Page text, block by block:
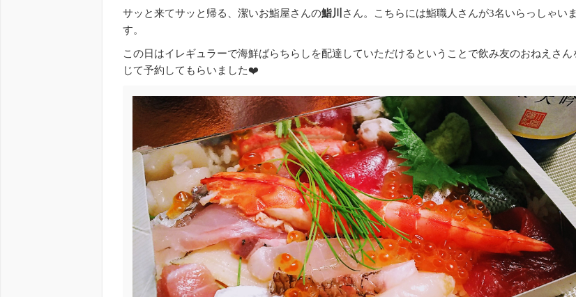
サッと来てサッと帰る、潔いお鮨屋さんの鮨川
さん。こちらには鮨職人さんが3名いらっしゃいま
す。
この日はイレギュラーで海鮮ばらちらしを配達していただけるということで飲み友のおねえさん
じて予約してもらいました❤️